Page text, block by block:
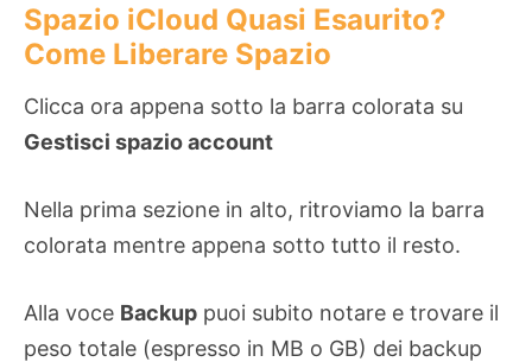
Spazio iCloud Quasi Esaurito?
Come Liberare Spazio
Clicca ora appena sotto la barra colorata su
Gestisci spazio account
Nella prima sezione in alto, ritroviamo la barra
colorata mentre appena sotto tutto il resto.
Alla voce Backup puoi subito notare e trovare il
peso totale (espresso in MB o GB) dei backup